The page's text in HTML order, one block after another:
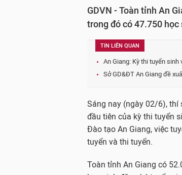
GDVN - Toàn tỉnh An
trong đó có 47.750
TIN LIÊN QUAN
An Giang: Kỳ thi tuyển sinh
Sở GD&ĐT An Giang đề
Sáng nay (ngày 02/6), thí
đầu tiên của kỳ thi tuyển
Đào tạo An Giang, việc
tuyển và thi tuyển.
Toàn tỉnh An Giang có